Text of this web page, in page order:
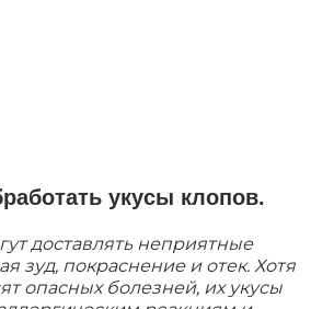
укусы клопов.
доставлять неприятные
зуд, покраснение и отек. Хотя
опасных болезней, их укусы